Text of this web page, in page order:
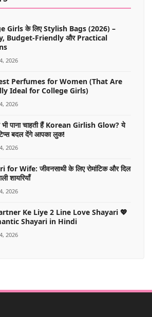
Girls के लिए Stylish Bags (2026) –
Budget-Friendly और Practical
2026
Perfumes for Women (That Are
Ideal for College Girls)
2026
पाना चाहती हैं Korean Girlish Glow? ये
बदल देंगे आपका लुक!
2026
for Wife: जीवनसाथी के लिए रोमांटिक और दिल
शायरियाँ
2026
Ke Liye 2 Line Love Shayari 💖
Shayari in Hindi
2026